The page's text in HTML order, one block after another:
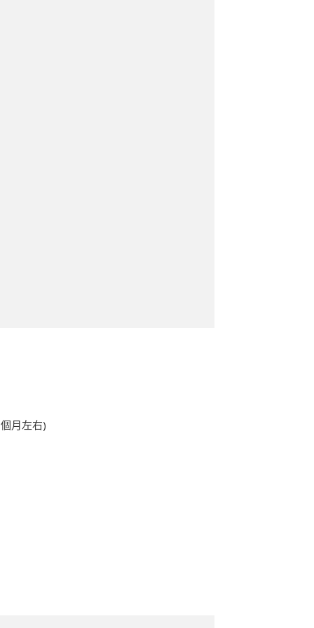
月左右)